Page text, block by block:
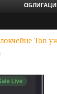
Ton